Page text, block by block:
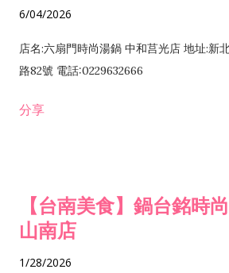
6/04/2026
店名:六扇門時尚湯鍋 中和莒光店 地址:新
路82號 電話:0229632666
分享
【台南美食】鍋台銘時
山南店
1/28/2026